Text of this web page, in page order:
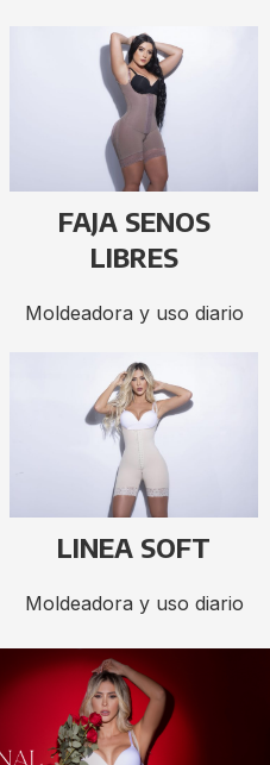
FAJA SENOS
LIBRES
Moldeadora y uso diario
LINEA SOFT
Moldeadora y uso diario